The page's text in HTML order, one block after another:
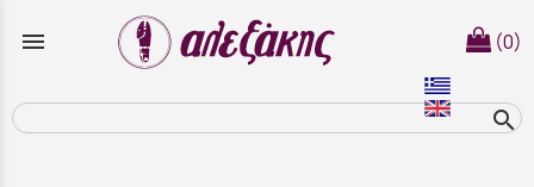
menu (0)
search